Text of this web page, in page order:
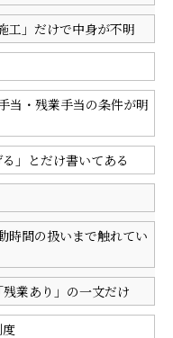
工」だけで中身が不明
当・残業手当の条件が明
」とだけ書いてある
時間の扱いまで触れてい
残業あり」の一文だけ
度